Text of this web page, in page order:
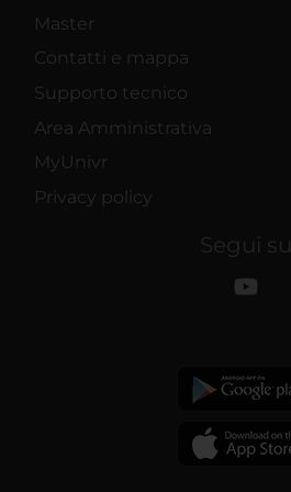
Master
Contatti e mappa
Supporto tecnico
Area Amministrativa
MyUnivr
Privacy policy
Segui su